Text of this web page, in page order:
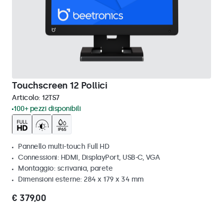
Touchscreen 12 Pollici
Articolo: 12TS7
100+ pezzi disponibili
Pannello multi-touch Full HD
Connessioni: HDMI, DisplayPort, USB-C, VGA
Montaggio: scrivania, parete
Dimensioni esterne: 284 x 179 x 34 mm
€ 379,00